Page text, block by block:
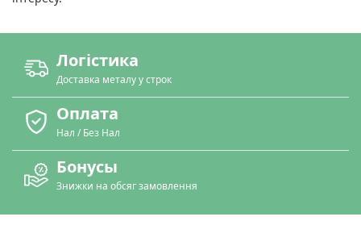
Логістика
Доставка металу у строк
Оплата
Нал / Без Нал
Бонусы
Знижки на обсяг замовлення